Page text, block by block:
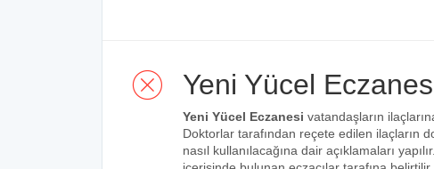
Yeni Yücel
Yeni Yücel Eczanesi vatandaşların
Doktorlar tarafından reçete edilen ilaçların
nasıl kullanılacağına dair açıklamaları